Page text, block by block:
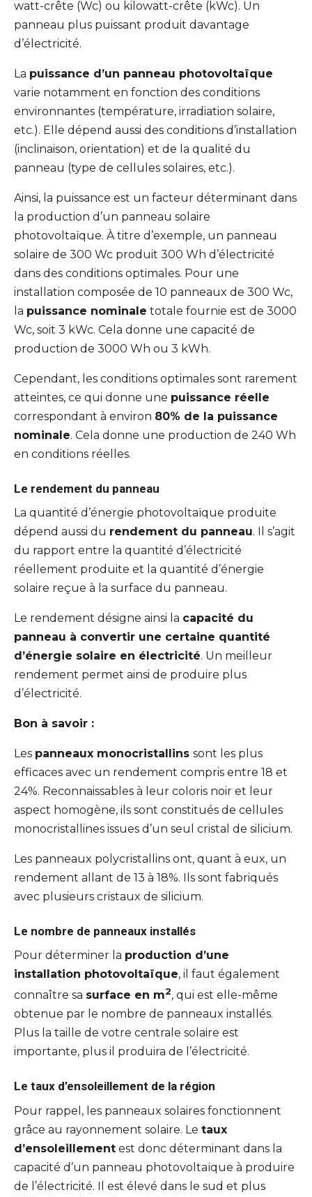
watt-crête (Wc) ou kilowatt-crête (kWc). Un
panneau plus puissant produit davantage
d’électricité.
La puissance d’un panneau photovoltaïque
varie notamment en fonction des conditions
environnantes (température, irradiation solaire,
etc.). Elle dépend aussi des conditions d’installation
(inclinaison, orientation) et de la qualité du
panneau (type de cellules solaires, etc.).
Ainsi, la puissance est un facteur déterminant dans
la production d’un panneau solaire
photovoltaïque. À titre d’exemple, un panneau
solaire de 300 Wc produit 300 Wh d’électricité
dans des conditions optimales. Pour une
installation composée de 10 panneaux de 300 Wc,
la puissance nominale totale fournie est de 3000
Wc, soit 3 kWc. Cela donne une capacité de
production de 3000 Wh ou 3 kWh.
Cependant, les conditions optimales sont rarement
atteintes, ce qui donne une puissance réelle
correspondant à environ 80% de la puissance
nominale. Cela donne une production de 240 Wh
en conditions réelles.
Le rendement du panneau
La quantité d’énergie photovoltaïque produite
dépend aussi du rendement du panneau. Il s’agit
du rapport entre la quantité d’électricité
réellement produite et la quantité d’énergie
solaire reçue à la surface du panneau.
Le rendement désigne ainsi la capacité du
panneau à convertir une certaine quantité
d’énergie solaire en électricité. Un meilleur
rendement permet ainsi de produire plus
d’électricité.
Bon à savoir :
Les panneaux monocristallins sont les plus
efficaces avec un rendement compris entre 18 et
24%. Reconnaissables à leur coloris noir et leur
aspect homogène, ils sont constitués de cellules
monocristallines issues d’un seul cristal de silicium.
Les panneaux polycristallins ont, quant à eux, un
rendement allant de 13 à 18%. Ils sont fabriqués
avec plusieurs cristaux de silicium.
Le nombre de panneaux installés
Pour déterminer la production d’une
installation photovoltaïque, il faut également
connaître sa surface en m2, qui est elle-même
obtenue par le nombre de panneaux installés.
Plus la taille de votre centrale solaire est
importante, plus il produira de l’électricité.
Le taux d’ensoleillement de la région
Pour rappel, les panneaux solaires fonctionnent
grâce au rayonnement solaire. Le taux
d’ensoleillement est donc déterminant dans la
capacité d’un panneau photovoltaïque à produire
de l’électricité. Il est élevé dans le sud et plus